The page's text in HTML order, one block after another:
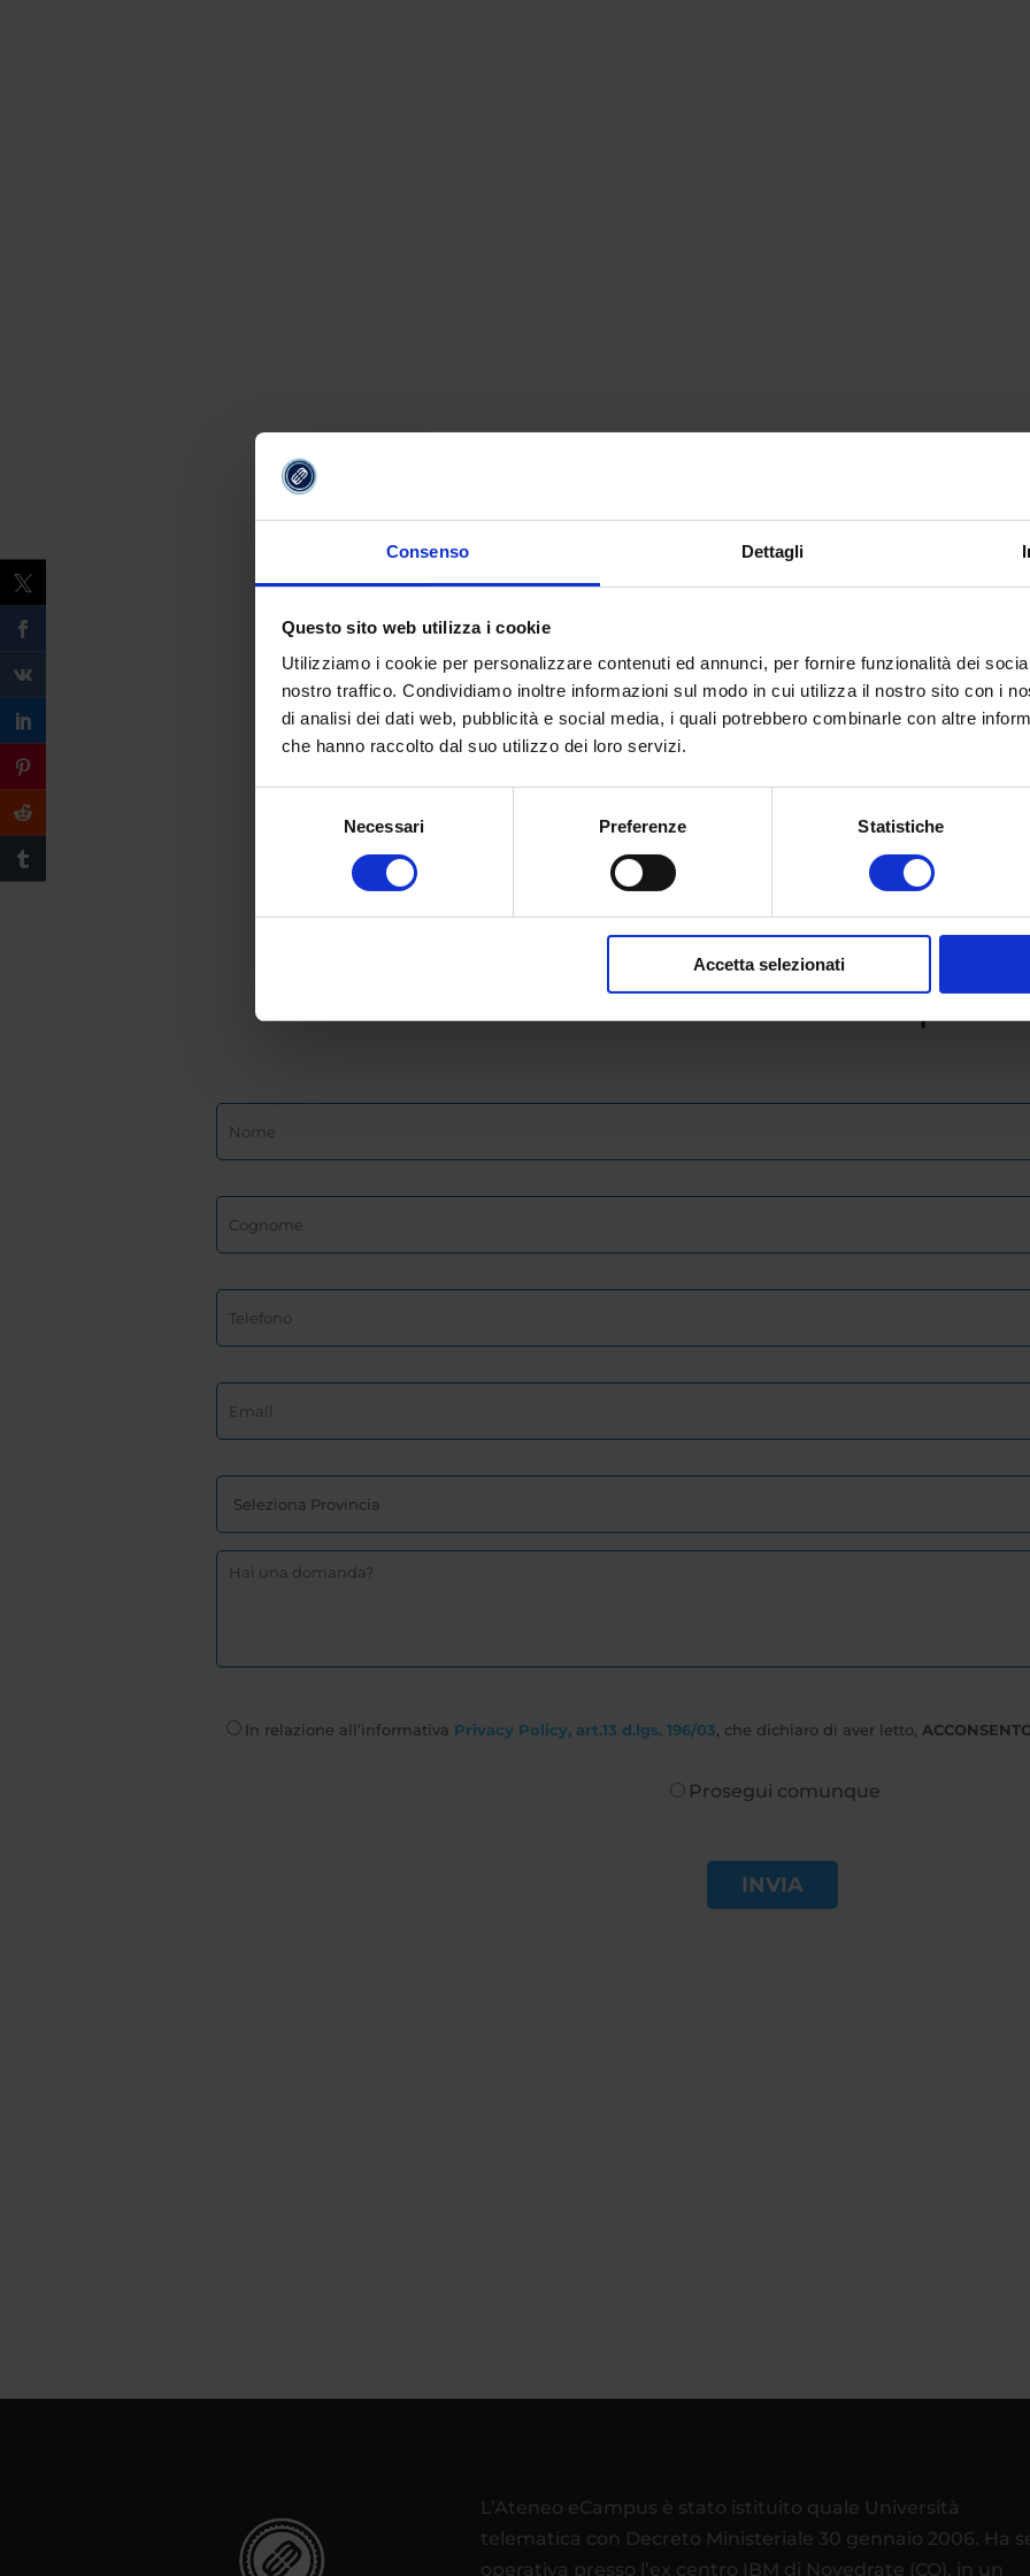
Consenso Dettagli
Questo sito web utilizza i cookie
Utilizziamo i cookie per personalizzare contenuti ed annunci, per fornire funzionalità dei
nostro traffico. Condividiamo inoltre informazioni sul modo in cui utilizza il nostro sito con i
di analisi dei dati web, pubblicità e social media, i quali potrebbero combinarle con altre
che hanno raccolto dal suo utilizzo dei loro servizi.
Necessari Preferenze Statistiche
Accetta selezionati
Compila il form e richiedi informazioni
dell’Università eCampus
In relazione all’informativa Privacy Policy, art.13 d.lgs. 196/03 , che dichiaro di aver letto,
Prosegui comunque
L’Ateneo eCampus è stato istituito quale Università
telematica con Decreto Ministeriale 30 gennaio 2006. Ha
operativa presso l’ex centro IBM di Novedrate (CO), in un